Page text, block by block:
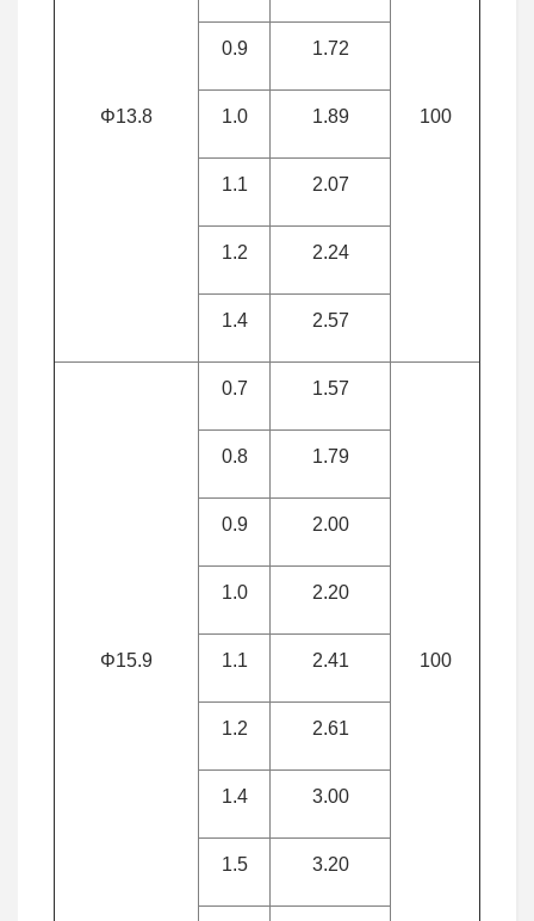
Φ13.8 100
0.9 1.72
1.0 1.89
1.1 2.07
1.2 2.24
1.4 2.57
Φ15.9
0.7 1.57
100
0.8 1.79
0.9 2.00
1.0 2.20
1.1 2.41
1.2 2.61
1.4 3.00
1.5 3.20